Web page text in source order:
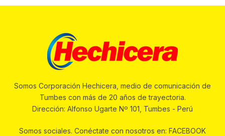
Somos Corporación Hechicera, medio de comunicación de
Tumbes con más de 20 años de trayectoria.
Dirección: Alfonso Ugarte Nº 101, Tumbes - Perú
Somos sociales. Conéctate con nosotros en: FACEBOOK